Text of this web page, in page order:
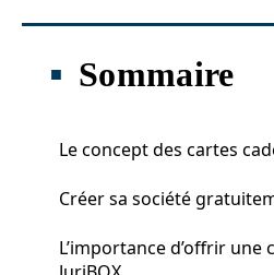
Sommaire
Le concept des cartes
Créer sa société
L’importance d’offrir une